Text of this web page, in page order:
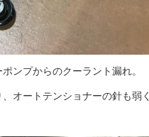
ンプからのクーラント漏れ。
オートテンショナーの針も弱く